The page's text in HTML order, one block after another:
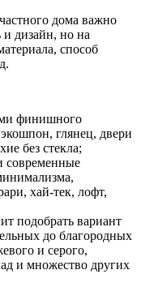
дома важно
и дизайн, но на
способ
финишного
глянец, двери
без стекла;
современные
хай-тек, лофт,
подобрать вариант
до благородных
и серого,
и множество других